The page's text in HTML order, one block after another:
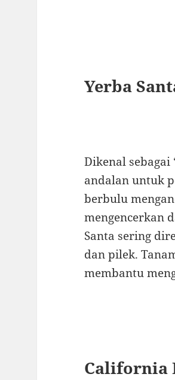
Yerba
Dikenal
andalan untuk
berbulu
mengencerkan
Santa sering
dan pilek.
membantu
California